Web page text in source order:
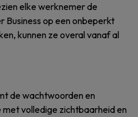
elke werknemer de
op een onbeperkt
kunnen ze overal vanaf al
de wachtwoorden en
volledige zichtbaarheid en